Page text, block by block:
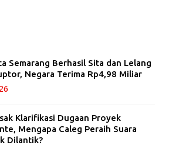
Semarang Berhasil Sita dan Lelang
Negara Terima Rp4,98 Miliar
Klarifikasi Dugaan Proyek
Mengapa Caleg Peraih Suara
Dilantik?